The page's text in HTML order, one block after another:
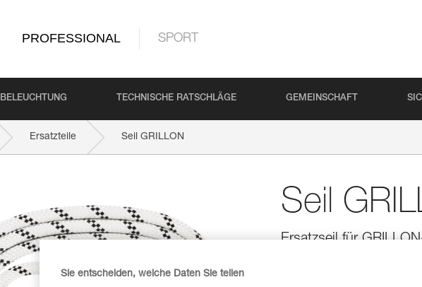
PROFESSIONAL SPORT
BELEUCHTUNG TECHNISCHE RATSCHLÄGE GEMEINSCHAFT
Ersatzteile Seil GRILLON
Seil
Ersatzseil für
Sie entscheiden, welche Daten Sie teilen